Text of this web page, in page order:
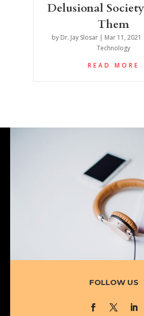
Delusional
Them
by Dr. Jay Slosar| Mar 11, 2021
Technology
READ MORE
FOLLOW US